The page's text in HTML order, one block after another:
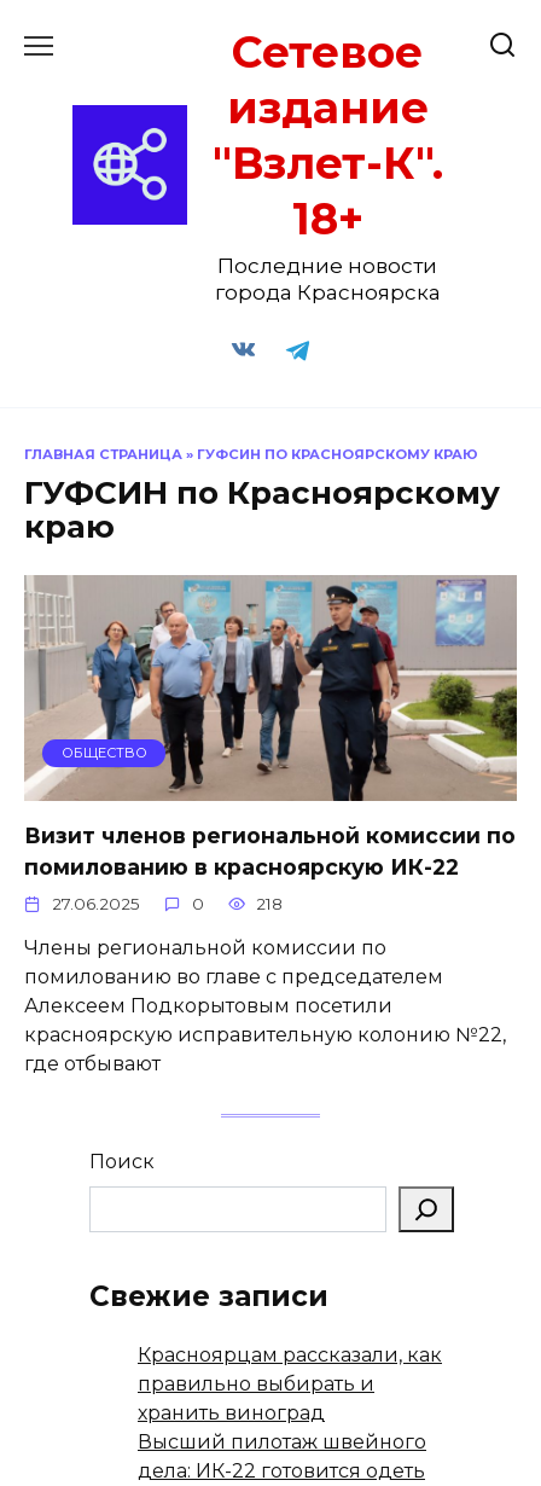
Сетевое
издание
"Взлет-К".
18+
Последние новости
города Красноярска
ГЛАВНАЯ СТРАНИЦА » ГУФСИН ПО КРАСНОЯРСКОМУ КРАЮ
ГУФСИН по Красноярскому
краю
ОБЩЕСТВО
Визит членов региональной комиссии по
помилованию в красноярскую ИК-22
27.06.2025 0 218
Члены региональной комиссии по
помилованию во главе с председателем
Алексеем Подкорытовым посетили
красноярскую исправительную колонию №22,
где отбывают
Поиск
Свежие записи
Красноярцам рассказали, как
правильно выбирать и
хранить виноград
Высший пилотаж швейного
дела: ИК-22 готовится одеть